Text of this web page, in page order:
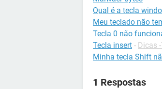
Qual é a tecla
Meu teclado não
Tecla 0 não
Tecla insert - Dicas
Minha tecla Shift
1 Respostas